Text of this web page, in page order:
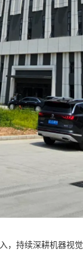
，持续深耕机器视